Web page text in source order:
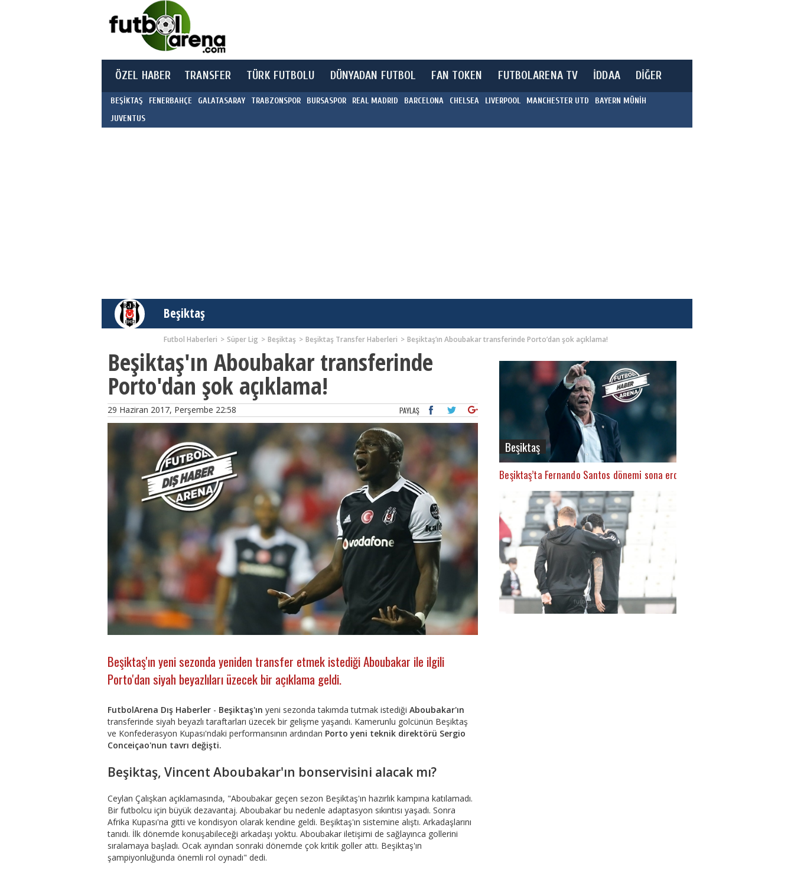
ÖZEL HABER TRANSFER TÜRK FUTBOLU DÜNYADAN FUTBOL FAN TOKEN FUTBOLARENA TV İDDAA DİĞER
BEŞİKTAŞ FENERBAHÇE GALATASARAY TRABZONSPOR BURSASPOR REAL MADRID BARCELONA CHELSEA LIVERPOOL MANCHESTER UTD
BAYERN MÜNİH
JUVENTUS
Beşiktaş
Futbol Haberleri Süper Lig Beşiktaş Beşiktaş Transfer Haberleri Beşiktaş’ın Aboubakar transferinde Porto’dan şok açıklama!
Beşiktaş'ın Aboubakar transferinde
Porto'dan şok açıklama!
29 Haziran 2017, Perşembe 22:58 PAYLAŞ
Beşiktaş'ın yeni sezonda yeniden transfer etmek istediği Aboubakar ile ilgili
Porto'dan siyah beyazlıları üzecek bir açıklama geldi.
FutbolArena Dış Haberler - Beşiktaş'ın yeni sezonda takımda tutmak istediği Aboubakar'ın
transferinde siyah beyazlı taraftarları üzecek bir gelişme yaşandı. Kamerunlu golcünün Beşiktaş
ve Konfederasyon Kupası'ndaki performansının ardından Porto yeni teknik direktörü Sergio
Conceiçao'nun tavrı değişti.
Beşiktaş, Vincent Aboubakar'ın bonservisini alacak mı?
Ceylan Çalışkan açıklamasında, "Aboubakar geçen sezon Beşiktaş'ın hazırlık kampına katılamadı.
Bir futbolcu için büyük dezavantaj. Aboubakar bu nedenle adaptasyon sıkıntısı yaşadı. Sonra
Afrika Kupası'na gitti ve kondisyon olarak kendine geldi. Beşiktaş'ın sistemine alıştı. Arkadaşlarını
tanıdı. İlk dönemde konuşabileceği arkadaşı yoktu. Aboubakar iletişimi de sağlayınca gollerini
sıralamaya başladı. Ocak ayından sonraki dönemde çok kritik goller attı. Beşiktaş'ın
şampiyonluğunda önemli rol oynadı" dedi.
Beşiktaş
Beşiktaş’ta Fernando Santos dönemi sona erdi